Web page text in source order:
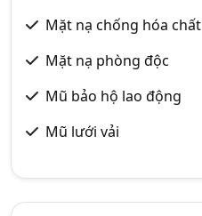
Mặt nạ chống hóa chất
Mặt nạ phòng độc
Mũ bảo hộ lao động
Mũ lưới vải